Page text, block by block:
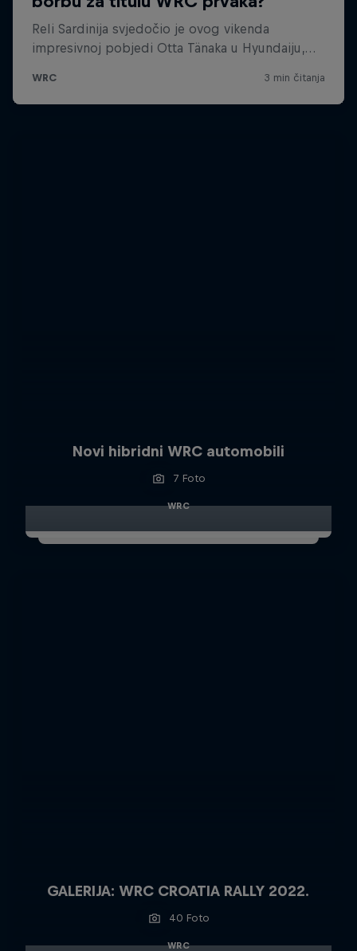
Novi hibridni WRC automobili
7 Foto
WRC
GALERIJA: WRC CROATIA RALLY 2022.
40 Foto
WRC